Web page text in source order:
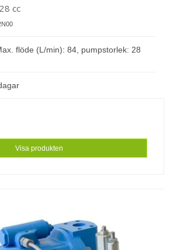
cc
flöde (L/min): 84, pumpstorlek: 28
Visa produkten